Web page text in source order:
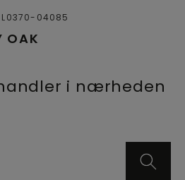
OAK
L0370-04085
i nærheden